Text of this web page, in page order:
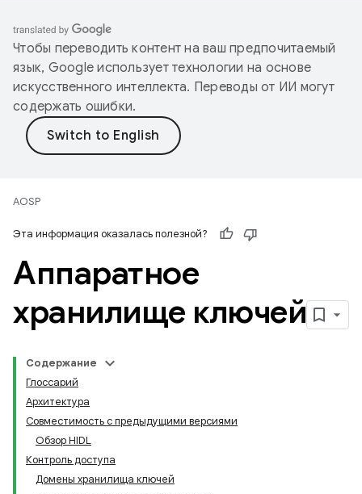
Чтобы переводить контент на ваш предпочитаемый
язык, Google использует технологии на основе
искусственного интеллекта. Переводы от ИИ могут
содержать ошибки.
AOSP
Эта информация оказалась полезной?
Аппаратное
хранилище ключей
Содержание
Глоссарий
Архитектура
Совместимость с предыдущими версиями
Обзор HIDL
Контроль доступа
Домены хранилища ключей